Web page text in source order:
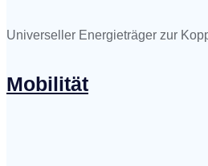
Universeller Energieträger zur
Mobilität